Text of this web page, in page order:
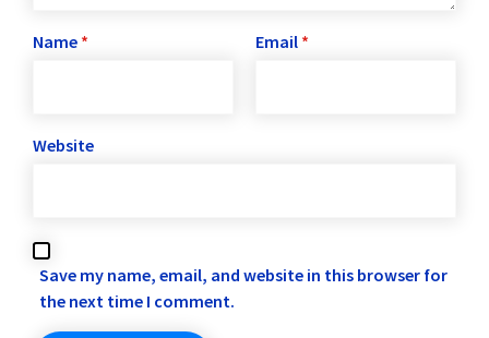
Name * Email *
Website
Save my name, email, and website in this browser for
the next time I comment.